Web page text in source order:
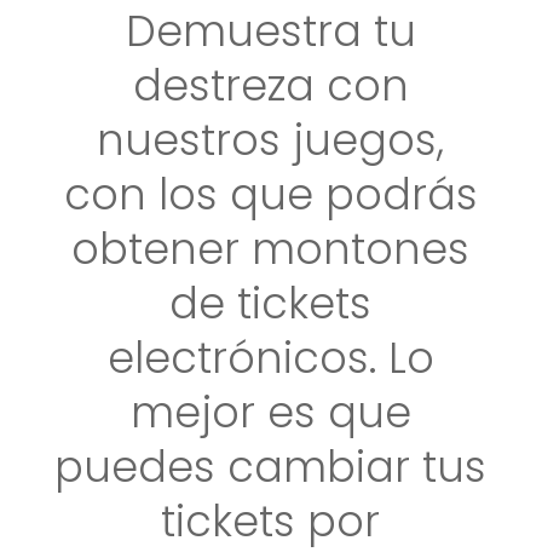
Demuestra tu
destreza con
nuestros juegos,
con los que podrás
obtener montones
de tickets
electrónicos. Lo
mejor es que
puedes cambiar tus
tickets por